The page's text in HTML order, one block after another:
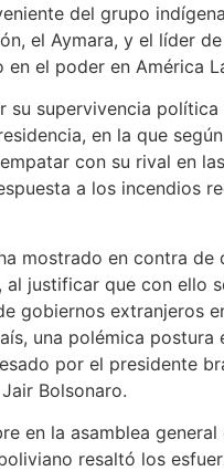
del grupo
el Aymara, y el líder
el poder en América
su supervivencia política
en la que
con su rival en
a los incendios
mostrado en contra de
al justificar que con ello
gobiernos extranjeros
una polémica postura
por el presidente
Bolsonaro.
en la asamblea general
resaltó los